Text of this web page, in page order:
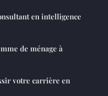
en intelligence
de ménage à
votre carrière en